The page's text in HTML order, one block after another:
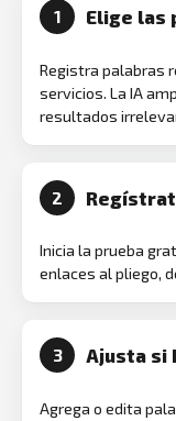
1 Elige las
Registra palabras
servicios. La IA
resultados
2
Inicia la prueba
enlaces al pliego,
3 Ajusta si
Agrega o edita